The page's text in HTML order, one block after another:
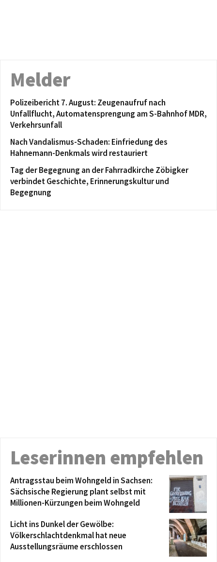
Melder
Polizeibericht 7. August: Zeugenaufruf nach
Unfallflucht, Automatensprengung am S-Bahnhof MDR,
Verkehrsunfall
Nach Vandalismus-Schaden: Einfriedung des
Hahnemann-Denkmals wird restauriert
Tag der Begegnung an der Fahrradkirche Zöbigker
verbindet Geschichte, Erinnerungskultur und
Begegnung
Leserinnen empfehlen
Antragsstau beim Wohngeld in Sachsen:
Sächsische Regierung plant selbst mit
Millionen-Kürzungen beim Wohngeld
Licht ins Dunkel der Gewölbe:
Völkerschlachtdenkmal hat neue
Ausstellungsräume erschlossen